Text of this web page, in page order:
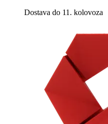
Dostava do 11. kolovoza